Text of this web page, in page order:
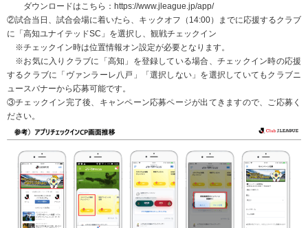
ダウンロードはこちら： https://www.jleague.jp/app/
②試合当日、試合会場に着いたら、キックオフ（14:00）までに応援するクラブ
に「高知ユナイテッドSC」を選択し、観戦チェックイン
※チェックイン時は位置情報オン設定が必要となります。
※お気に入りクラブに「高知」を登録している場合、チェックイン時の応援
するクラブに「ヴァンラーレ八戸」「選択しない」を選択していてもクラブニ
ュースバナーから応募可能です。
③チェックイン完了後、キャンペーン応募ページが出てきますので、ご応募く
ださい。